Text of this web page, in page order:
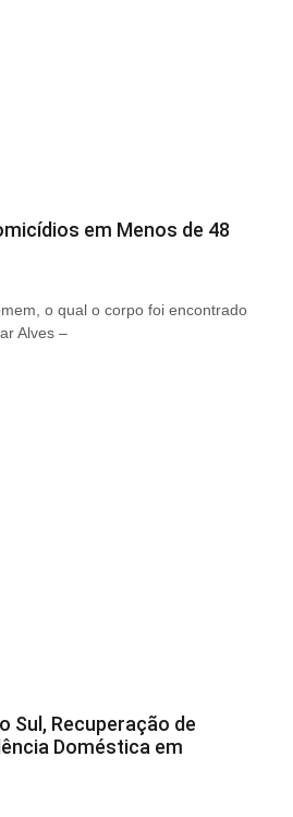
em Menos de 48
o qual o corpo foi encontrado
Alves –
Sul, Recuperação de
Doméstica em